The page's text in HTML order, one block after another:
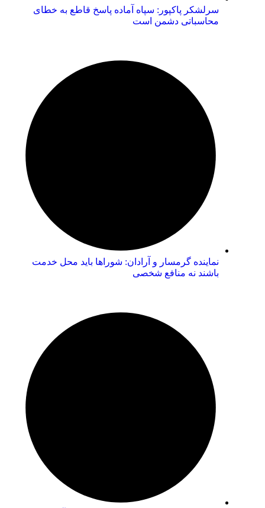
سرلشکر پاکپور: سپاه آماده پاسخ قاطع به خطای
محاسباتی دشمن است
نماینده گرمسار و آرادان: شوراها باید محل خدمت
باشند نه منافع شخصی